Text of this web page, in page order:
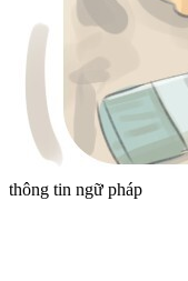
thông tin ngữ pháp